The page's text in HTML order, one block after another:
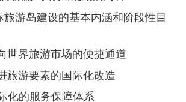
游岛建设的基本内涵和阶段性目
界旅游市场的便捷通道
游要素的国际化改造
的服务保障体系